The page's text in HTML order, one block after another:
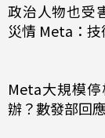
政治人物也受
災情 Meta：
Meta大規模
辦？數發部回